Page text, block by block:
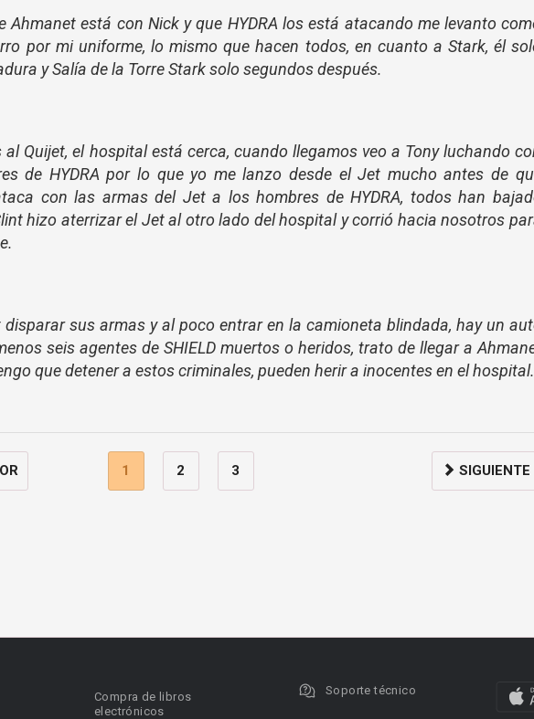
Ahmanet está con Nick y que HYDRA los está atacando me levanto
por mi uniforme, lo mismo que hacen todos, en cuanto a Stark, él
y Salía de la Torre Stark solo segundos después.
al Quijet, el hospital está cerca, cuando llegamos veo a Tony luchando
de HYDRA por lo que yo me lanzo desde el Jet mucho antes de
con las armas del Jet a los hombres de HYDRA, todos han
hizo aterrizar el Jet al otro lado del hospital y corrió hacia nosotros
disparar sus armas y al poco entrar en la camioneta blindada, hay un
seis agentes de SHIELD muertos o heridos, trato de llegar a
que detener a estos criminales, pueden herir a inocentes en el hospital.
1 2 3 SIGUIENTE
Compra de libros
electrónicos
Soporte técnico